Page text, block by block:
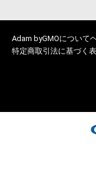
Adam byGMOについて
特定商取引法に基づく